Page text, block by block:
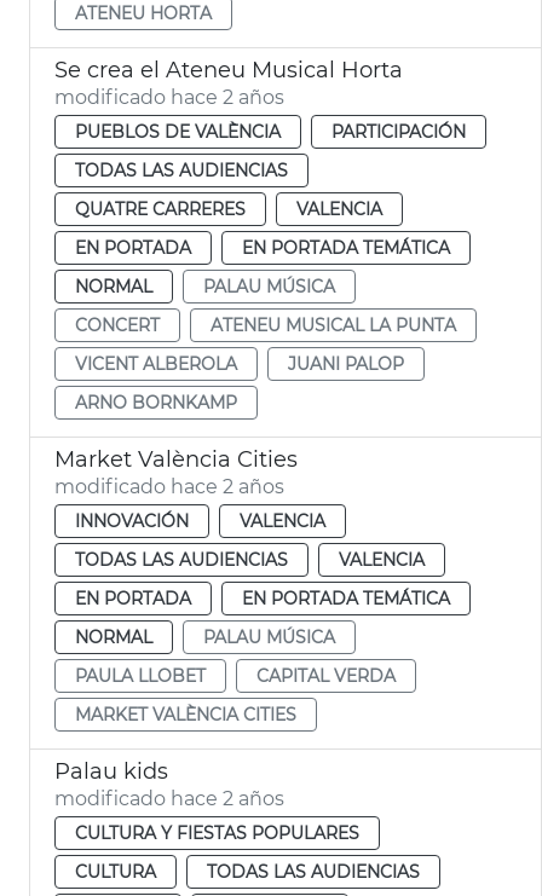
ATENEU HORTA
Se crea el Ateneu Musical Horta
modificado hace 2 años
PUEBLOS DE VALÈNCIA
PARTICIPACIÓN
TODAS LAS AUDIENCIAS
QUATRE CARRERES
VALENCIA
EN PORTADA
EN PORTADA TEMÁTICA
NORMAL
PALAU MÚSICA
CONCERT
ATENEU MUSICAL LA PUNTA
VICENT ALBEROLA
JUANI PALOP
ARNO BORNKAMP
Market València Cities
modificado hace 2 años
INNOVACIÓN
VALENCIA
TODAS LAS AUDIENCIAS
VALENCIA
EN PORTADA
EN PORTADA TEMÁTICA
NORMAL
PALAU MÚSICA
PAULA LLOBET
CAPITAL VERDA
MARKET VALÈNCIA CITIES
Palau kids
modificado hace 2 años
CULTURA Y FIESTAS POPULARES
CULTURA
TODAS LAS AUDIENCIAS